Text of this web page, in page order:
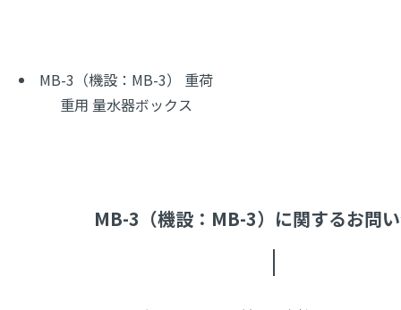
MB-3（機設：MB-3） 重荷
重用 量水器ボックス
MB-3（機設：MB-3）に関するお問